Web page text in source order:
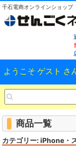
千石電商オンラインショップ
ようこそ ゲスト さ
商品一覧
カテゴリー: iPhone・